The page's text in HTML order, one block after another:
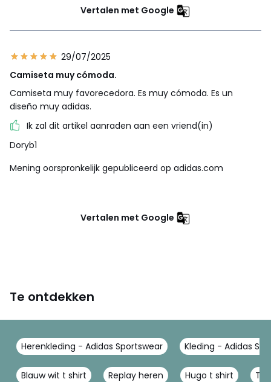
Vertalen met Google
29/07/2025
Camiseta muy cómoda.
Camiseta muy favorecedora. Es muy cómoda. Es un
diseño muy adidas.
Ik zal dit artikel aanraden aan een vriend(in)
Doryb1
Mening oorspronkelijk gepubliceerd op adidas.com
Vertalen met Google
Te ontdekken
Herenkleding - Adidas Sportswear Kleding - Adidas
Blauw wit t shirt Replay heren Hugo t shirt